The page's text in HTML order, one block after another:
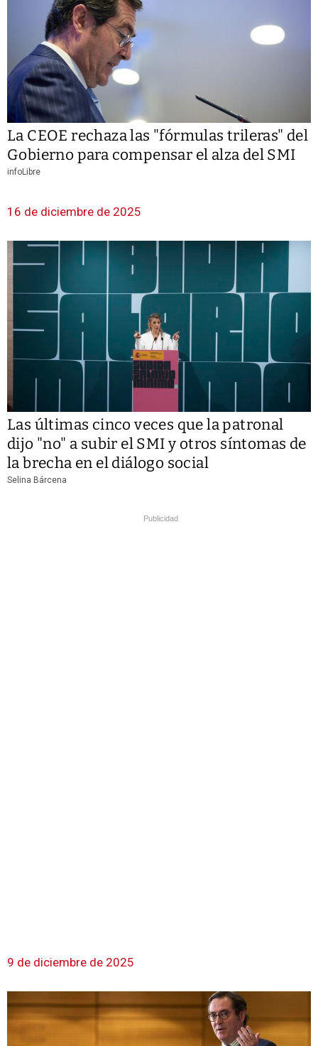
La CEOE rechaza las "fórmulas trileras" del
Gobierno para compensar el alza del SMI
infoLibre
16 de diciembre de 2025
Las últimas cinco veces que la patronal
dijo "no" a subir el SMI y otros síntomas de
la brecha en el diálogo social
Selina Bárcena
Publicidad
9 de diciembre de 2025